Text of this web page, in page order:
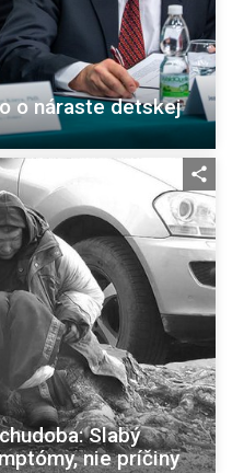
o náraste detskej
Slabý
nie príčiny